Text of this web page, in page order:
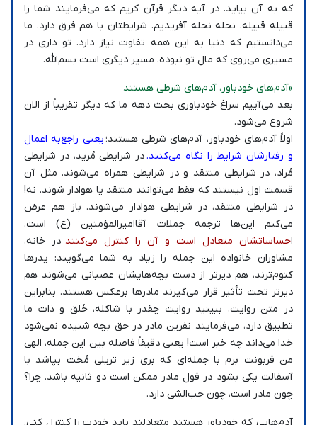
که به آن بیاید. در آیه دیگر قرآن کریم که می‌فرمایند شما را
قبیله قبیله، نحله نحله آفریدیم. شرایطتان با هم فرق دارد. ما
می‌دانستیم که دنیا به این همه تفاوت نیاز دارد. تو داری در
مسیری می‌روی که مال تو نبوده، مسیر دیگری است بسم‌الله.
»آدم‌های خودباور، آدم‌های شرطی هستند
بعد می‌آییم سراغ خودباوری بحث دهه ما که دیگر تقریباً از الان
شروع می‌شود.
اولاً آدم‌های خودباور، آدم‌های شرطی هستند؛ یعنی راجع‌به اعمال
و رفتارشان شرایط را نگاه می‌کنند.در شرایطی مُرید، در شرایطی
مُراد، در شرایطی منتقد و در شرایطی همراه می‌شوند. مثل آن
قسمت اول نیستند که فقط می‌توانند منتقد یا هوادار شوند. نه!
در شرایطی منتقد، در شرایطی هوادار می‌شوند. باز هم عرض
می‌کنم این‌ها ترجمه جملات آقاامیرالمؤمنین‌‌‌ (ع) است.
احساساتشان متعادل است و آن را کنترل می‌کنند در خانه،
مشاوران خانواده این جمله را زیاد به شما می‌گویند: پدر‌ها
کتوم‌ترند، هم دیرتر از دست بچه‌هایشان عصبانی می‌شوند هم
دیرتر تحت تأثیر قرار می‌گیرند مادرها برعکس هستند. بنابراین
در متن روایت، ببینید روایت چقدر با شاکله، خَلق و ذات ما
تطبیق دارد، می‌فرمایند نفرین مادر در حق بچه شنیده نمی‌شود
خدا می‌داند چه خبر است! یعنی دقیقاً فاصله بین این جمله، الهی
من قربونت برم با جمله‌ای که بری زیر تریلی مُخت بپاشد با
آسفالت یکی بشود در قول مادر ممکن است دو ثانیه باشد. چرا؟
چون مادر است، چون حب‌الشی دارد.